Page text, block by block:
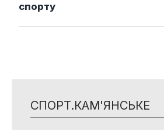
спорту
СПОРТ.КАМ'ЯНСЬКЕ